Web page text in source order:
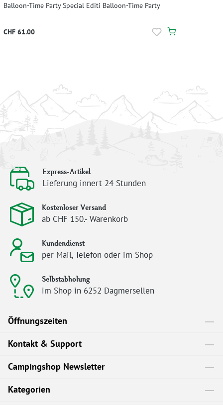
Balloon-Time Party Special Editi Balloon-Time Party
CHF 61.00
Express-Artikel
Lieferung innert 24 Stunden
Kostenloser Versand
ab CHF 150.- Warenkorb
Kundendienst
per Mail, Telefon oder im Shop
Selbstabholung
im Shop in 6252 Dagmersellen
Öffnungszeiten
Kontakt & Support
Campingshop Newsletter
Kategorien